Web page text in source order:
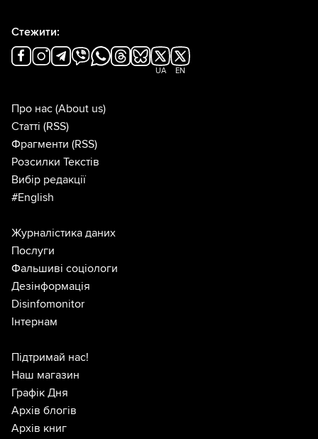
Стежити:
UA EN
Про нас (About us)
Статті (RSS)
Фрагменти (RSS)
Розсилки Текстів
Вибір редакції
#English
Журналістика даних
Послуги
Фальшиві соціологи
Дезінформація
Disinfomonitor
Інтернам
Підтримай нас!
Наш магазин
Графік Дня
Архів блогів
Архів книг